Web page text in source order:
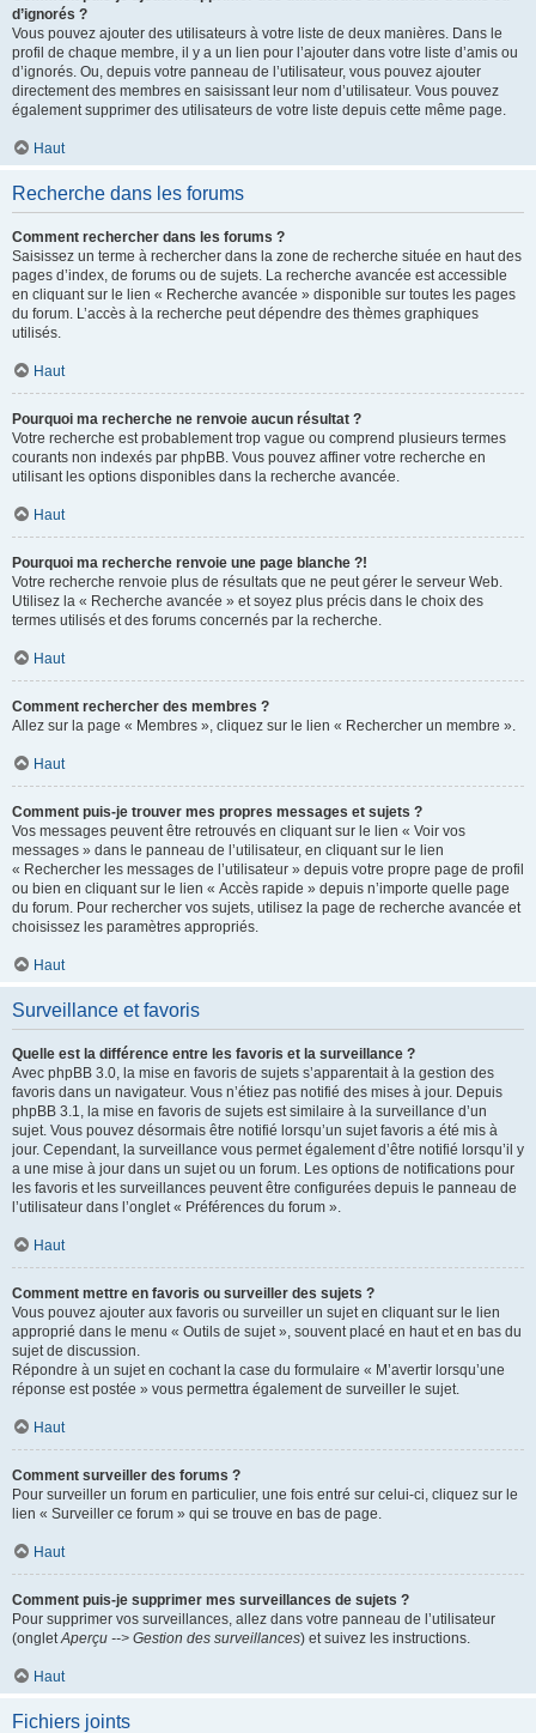
d’ignorés ?
Vous pouvez ajouter des utilisateurs à votre liste de deux manières. Dans le
profil de chaque membre, il y a un lien pour l’ajouter dans votre liste d’amis ou
d’ignorés. Ou, depuis votre panneau de l’utilisateur, vous pouvez ajouter
directement des membres en saisissant leur nom d’utilisateur. Vous pouvez
également supprimer des utilisateurs de votre liste depuis cette même page.
Haut
Recherche dans les forums
Comment rechercher dans les forums ?
Saisissez un terme à rechercher dans la zone de recherche située en haut des
pages d’index, de forums ou de sujets. La recherche avancée est accessible
en cliquant sur le lien « Recherche avancée » disponible sur toutes les pages
du forum. L’accès à la recherche peut dépendre des thèmes graphiques
utilisés.
Haut
Pourquoi ma recherche ne renvoie aucun résultat ?
Votre recherche est probablement trop vague ou comprend plusieurs termes
courants non indexés par phpBB. Vous pouvez affiner votre recherche en
utilisant les options disponibles dans la recherche avancée.
Haut
Pourquoi ma recherche renvoie une page blanche ?!
Votre recherche renvoie plus de résultats que ne peut gérer le serveur Web.
Utilisez la « Recherche avancée » et soyez plus précis dans le choix des
termes utilisés et des forums concernés par la recherche.
Haut
Comment rechercher des membres ?
Allez sur la page « Membres », cliquez sur le lien « Rechercher un membre ».
Haut
Comment puis-je trouver mes propres messages et sujets ?
Vos messages peuvent être retrouvés en cliquant sur le lien « Voir vos
messages » dans le panneau de l’utilisateur, en cliquant sur le lien
« Rechercher les messages de l’utilisateur » depuis votre propre page de profil
ou bien en cliquant sur le lien « Accès rapide » depuis n’importe quelle page
du forum. Pour rechercher vos sujets, utilisez la page de recherche avancée et
choisissez les paramètres appropriés.
Haut
Surveillance et favoris
Quelle est la différence entre les favoris et la surveillance ?
Avec phpBB 3.0, la mise en favoris de sujets s’apparentait à la gestion des
favoris dans un navigateur. Vous n’étiez pas notifié des mises à jour. Depuis
phpBB 3.1, la mise en favoris de sujets est similaire à la surveillance d’un
sujet. Vous pouvez désormais être notifié lorsqu’un sujet favoris a été mis à
jour. Cependant, la surveillance vous permet également d’être notifié lorsqu’il y
a une mise à jour dans un sujet ou un forum. Les options de notifications pour
les favoris et les surveillances peuvent être configurées depuis le panneau de
l’utilisateur dans l’onglet « Préférences du forum ».
Haut
Comment mettre en favoris ou surveiller des sujets ?
Vous pouvez ajouter aux favoris ou surveiller un sujet en cliquant sur le lien
approprié dans le menu « Outils de sujet », souvent placé en haut et en bas du
sujet de discussion.
Répondre à un sujet en cochant la case du formulaire « M’avertir lorsqu’une
réponse est postée » vous permettra également de surveiller le sujet.
Haut
Comment surveiller des forums ?
Pour surveiller un forum en particulier, une fois entré sur celui-ci, cliquez sur le
lien « Surveiller ce forum » qui se trouve en bas de page.
Haut
Comment puis-je supprimer mes surveillances de sujets ?
Pour supprimer vos surveillances, allez dans votre panneau de l’utilisateur
(ongletAperçu --> Gestion des surveillances) et suivez les instructions.
Haut
Fichiers joints